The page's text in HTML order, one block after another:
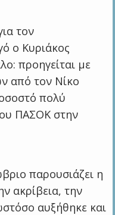
τον
ο Κυριάκος
προηγείται με
από τον Νίκο
πολύ
ΠΑΣΟΚ στην
παρουσιάζει η
ακρίβεια, την
αυξήθηκε και